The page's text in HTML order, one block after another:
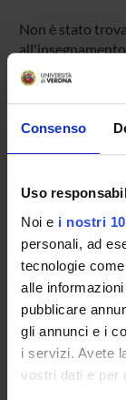
Consenso
Uso
Noi e i nostri
personali, ad
tecnologie
alle
pubblicare
gli annunci e i
i servizi. Avete
vostri dati e per
privacy sono
Non è stato
OFFERTA
SUPERIORE
Contatti
Persone
Luoghi
Calendario